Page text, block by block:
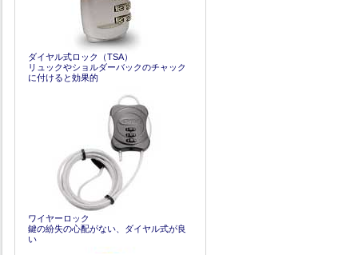
ダイヤル式ロック（TSA）
リュックやショルダーバックのチャック
に付けると効果的
ワイヤーロック
鍵の紛失の心配がない、ダイヤル式が良
い